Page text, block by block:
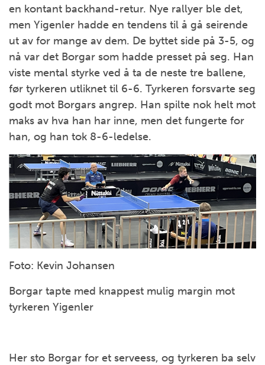
en kontant backhand-retur. Nye rallyer ble det,
men Yigenler hadde en tendens til å gå seirende
ut av for mange av dem. De byttet side på 3-5, og
nå var det Borgar som hadde presset på seg. Han
viste mental styrke ved å ta de neste tre ballene,
før tyrkeren utliknet til 6-6. Tyrkeren forsvarte seg
godt mot Borgars angrep. Han spilte nok helt mot
maks av hva han har inne, men det fungerte for
han, og han tok 8-6-ledelse.
Foto: Kevin Johansen
Borgar tapte med knappest mulig margin mot
tyrkeren Yigenler
Her sto Borgar for et serveess, og tyrkeren ba selv